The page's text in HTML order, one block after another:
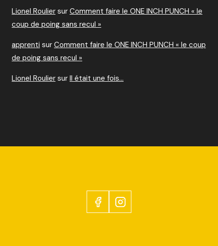
Lionel Roulier sur Comment faire le ONE INCH PUNCH « le
coup de poing sans recul »
apprenti sur Comment faire le ONE INCH PUNCH « le coup
de poing sans recul »
Lionel Roulier sur Il était une fois…